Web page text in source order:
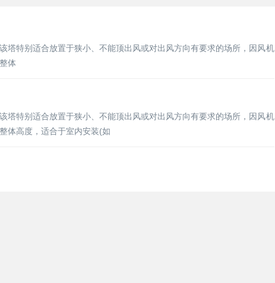
塔特别适合放置于狭小、不能顶出风或对出风方向有要求的场所，因风机
体
塔特别适合放置于狭小、不能顶出风或对出风方向有要求的场所，因风机
体高度，适合于室内安装(如